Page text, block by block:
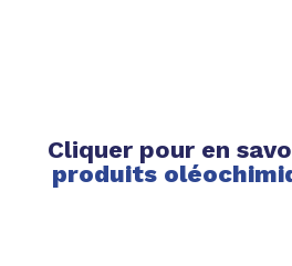
Cliquer pour en
produits